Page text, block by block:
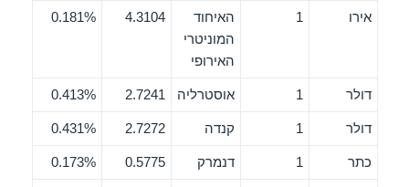
אירו 1
האיחוד
המוניטרי
האירופי
4.3104
0.181%
דולר 1 אוסטרליה 2.7241
0.413%
דולר 1 קנדה 2.7272
0.431%
כתר 1 דנמרק 0.5775
0.173%